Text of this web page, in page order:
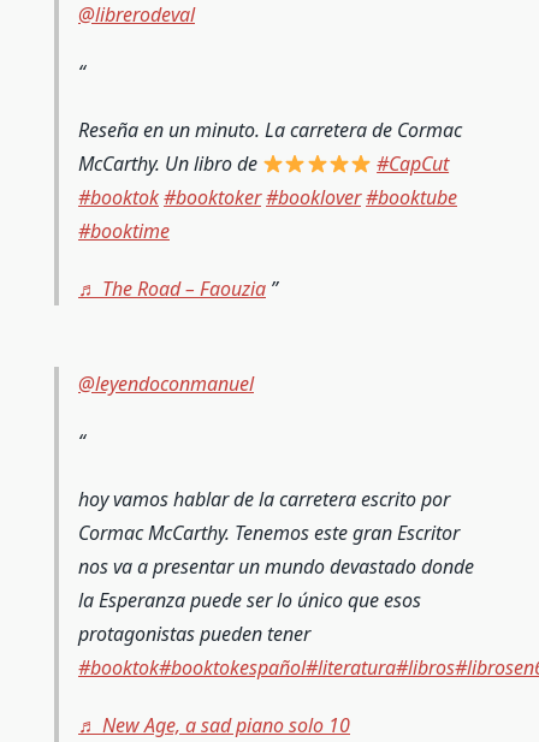
@librerodeval
Reseña en un minuto. La carretera de Cormac
McCarthy. Un libro de
#CapCut
#booktok#booktoker#booklover#booktube
#booktime
♬ The Road – Faouzia
@leyendoconmanuel
hoy vamos hablar de la carretera escrito por
Cormac McCarthy. Tenemos este gran Escritor
nos va a presentar un mundo devastado donde
la Esperanza puede ser lo único que esos
protagonistas pueden tener
#booktok#booktokespañol#literatura#libros
♬ New Age, a sad piano solo 10